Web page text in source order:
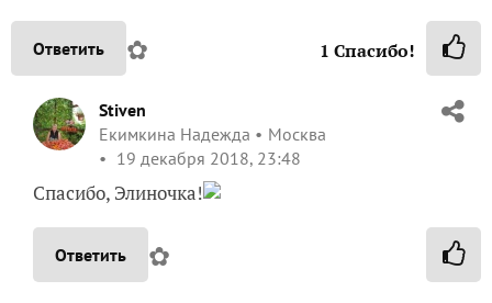
Ответить ✿ 1 Спасибо!
Stiven
Екимкина Надежда
Москва
19 декабря 2018, 23:48
Спасибо, Элиночка!
Ответить ✿